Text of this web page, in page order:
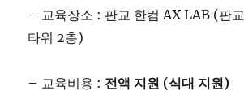
– 교육장소 : 판교 한컴 AX LAB (판
타워 2층)
– 교육비용 : 전액 지원 (식대 지원)